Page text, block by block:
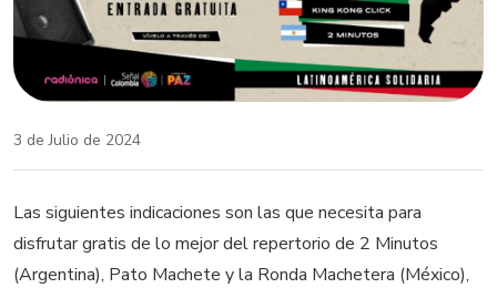
3 de Julio de 2024
Las siguientes indicaciones son las que necesita para
disfrutar gratis de lo mejor del repertorio de 2 Minutos
(Argentina), Pato Machete y la Ronda Machetera (México),